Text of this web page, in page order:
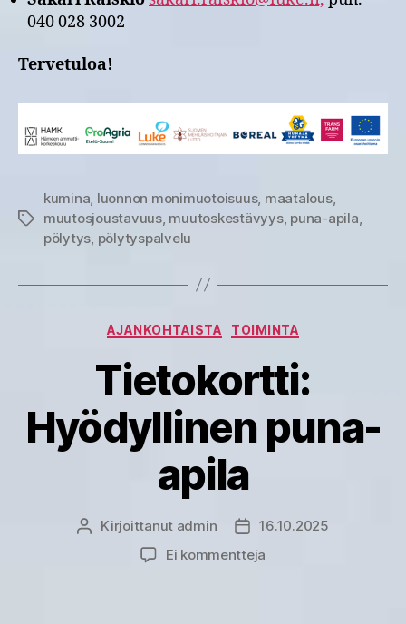
040 028 3002
Tervetuloa!
Avainsanat
kumina luonnon monimuotoisuus, maatalous,
muutosjoustavuus, muutoskestävyys, puna-apila
pölytys pölytyspalvelu
Kategoriat
AJANKOHTAISTA TOIMINTA
Tietokortti:
Hyödyllinen puna-
apila
Kirjoittaja
Kirjoittanut admin Julkaisupäivämäärä
16.10.2025
Ei kommentteja